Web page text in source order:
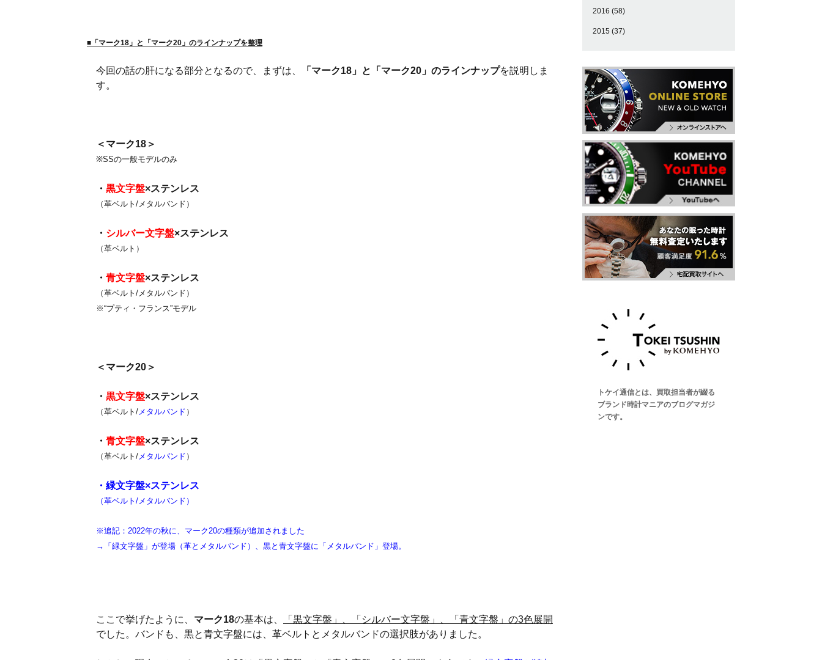
■「マーク18」と「マーク20」のラインナップを整理
今回の話の肝になる部分となるので、まずは、 「マーク18」と「マーク20」のラインナップを説明しま
す。
＜マーク18＞
※SSの一般モデルのみ
・ 黒文字盤×ステンレス
（革ベルト/メタルバンド）
・ シルバー文字盤×ステンレス
（革ベルト）
・ 青文字盤×ステンレス
（革ベルト/メタルバンド）
※“プティ・フランス”モデル
＜マーク20＞
・ 黒文字盤×ステンレス
（革ベルト/メタルバンド ）
・ 青文字盤×ステンレス
（革ベルト/メタルバンド ）
・緑文字盤×ステンレス
（革ベルト/メタルバンド）
※追記：2022年の秋に、マーク20の種類が追加されました
→「緑文字盤」が登場（革とメタルバンド）、黒と青文字盤に「メタルバンド」登場。
ここで挙げたように、 マーク18の基本は、
「黒文字盤」、「シルバー文字盤」、「青文字盤」の3色展開
でした。バンドも、黒と青文字盤には、革ベルトとメタルバンドの選択肢がありました。
2016 (58)
2015 (37)
トケイ通信とは、買取担当者が綴る
ブランド時計マニアのブログマガジ
ンです。